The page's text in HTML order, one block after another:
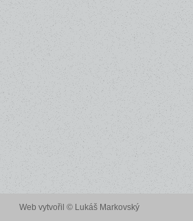
Web vytvořil © Lukáš Markovský